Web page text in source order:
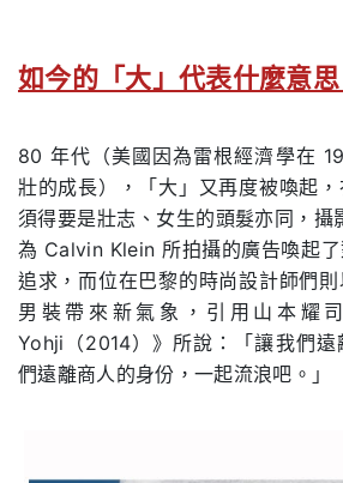
如今的「大」代表什麼意思
​80 年代（美國因為雷根經濟學在
壯的成長），「大」又再度被喚起
須得要是壯志、女生的頭髮亦同，
為 Calvin Klein 所拍攝的廣告喚起
追求，而位在巴黎的時尚設計師們
男裝帶來新氣象，引用山本耀
Yohji（2014）》所說：「讓我們遠
們遠離商人的身份，一起流浪吧。」